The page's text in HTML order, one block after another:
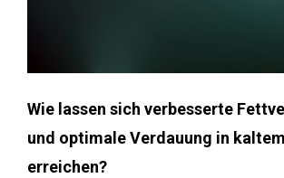
Wie lassen sich verbesserte
und optimale Verdauung in
erreichen?